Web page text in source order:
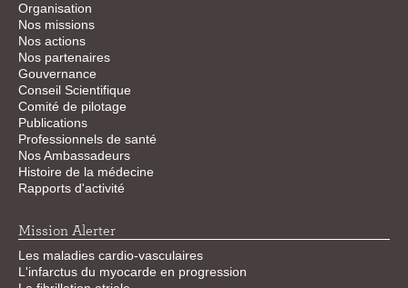
Organisation
Nos missions
Nos actions
Nos partenaires
Gouvernance
Conseil Scientifique
Comité de pilotage
Publications
Professionnels de santé
Nos Ambassadeurs
Histoire de la médecine
Rapports d'activité
Mission Alerter
Les maladies cardio-vasculaires
L'infarctus du myocarde en progression